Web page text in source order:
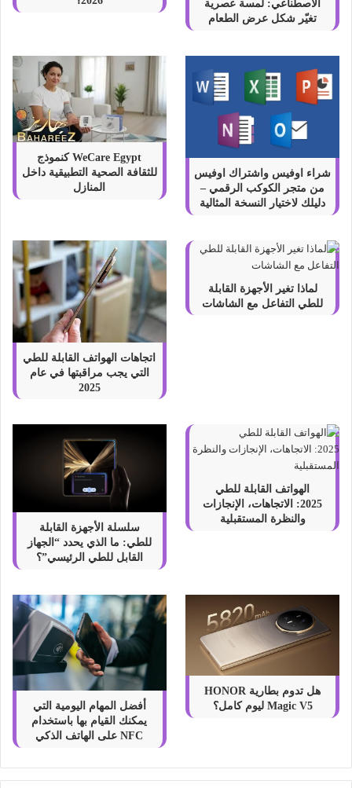
الاصطناعي: لمسة عصرية
تغيّر شكل عرض الطعام
شراء اوفيس واشتراك اوفيس
من متجر الكوكب الرقمي –
دليلك لاختيار النسخة المثالية
WeCare Egypt كنموذج
للثقافة الصحية التطبيقية داخل
المنازل
لماذا تغير الأجهزة القابلة
للطي التفاعل مع الشاشات
اتجاهات الهواتف القابلة للطي
التي يجب مراقبتها في عام
2025
الهواتف القابلة للطي
2025: الاتجاهات، الإنجازات
والنظرة المستقبلية
سلسلة الأجهزة القابلة
للطي: ما الذي يحدد “الجهاز
القابل للطي الرئيسي”؟
هل تدوم بطارية HONOR
Magic V5 ليوم كامل؟
أفضل المهام اليومية التي
يمكنك القيام بها باستخدام
NFC على الهاتف الذكي